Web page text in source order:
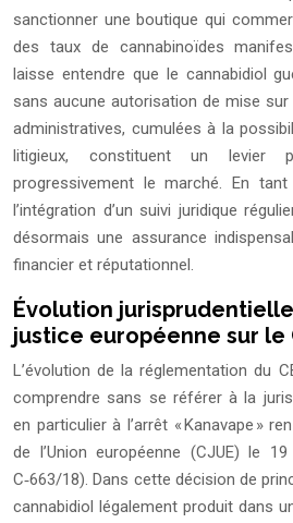
sanctionner une boutique qui
des taux de cannabinoïdes
laisse entendre que le cannabidiol
sans aucune autorisation de mise
administratives, cumulées à la
litigieux, constituent un levier
progressivement le marché. En tant
l’intégration d’un suivi juridique
désormais une assurance
financier et réputationnel.
Évolution
justice européenne sur le
L’évolution de la réglementation du
comprendre sans se référer à la
en particulier à l’arrêt « Kanavape »
de l’Union européenne (CJUE) le
C‑663/18). Dans cette décision de
cannabidiol légalement produit dans